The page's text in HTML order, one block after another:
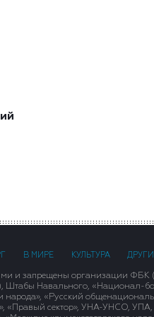
В МИРЕ КУЛЬТУРА
и запрещены организации ФБК
Штабы Навального, «Национал-
народа», «Русский
«Правый сектор», УНА-УНСО, УПА,